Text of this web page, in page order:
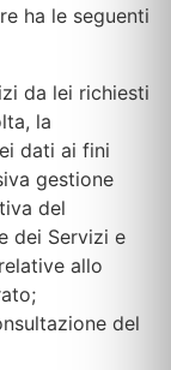
ha le seguenti
da lei richiesti
la
dati ai fini
gestione
del
dei Servizi e
allo
del